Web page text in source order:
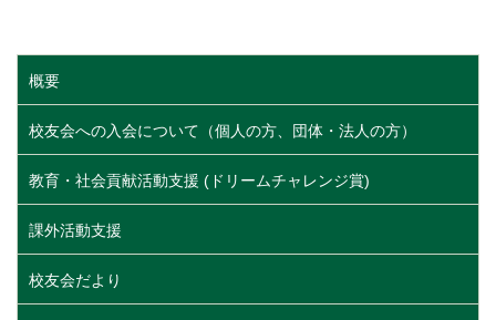
概要
校友会への入会について（個人の方、団体・法人の方）
教育・社会貢献活動支援 (ドリームチャレンジ賞)
課外活動支援
校友会だより